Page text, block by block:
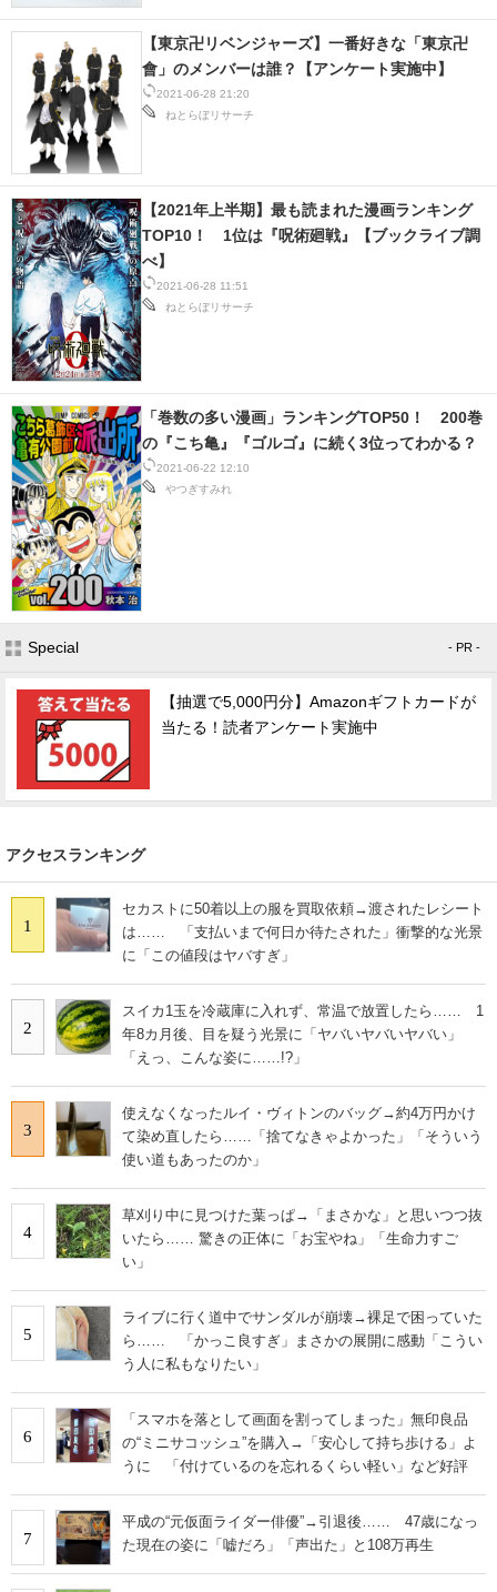
2021-06-28 21:20
ねとらぼリサーチ
【東京卍リベンジャーズ】一番好きな「東京卍
會」のメンバーは誰？【アンケート実施中】
2021-06-28 11:51
ねとらぼリサーチ
【2021年上半期】最も読まれた漫画ランキング
TOP10！ 1位は『呪術廻戦』【ブックライブ調
べ】
2021-06-22 12:10
やつぎすみれ
「巻数の多い漫画」ランキングTOP50！ 200巻
の『こち亀』『ゴルゴ』に続く3位ってわかる？
Special - PR -
【抽選で5,000円分】Amazonギフトカードが
当たる！読者アンケート実施中
アクセスランキング
1
セカストに50着以上の服を買取依頼→渡されたレシート
は…… 「支払いまで何日か待たされた」衝撃的な光景
に「この値段はヤバすぎ」
2
スイカ1玉を冷蔵庫に入れず、常温で放置したら…… 1
年8カ月後、目を疑う光景に「ヤバいヤバいヤバい」
「えっ、こんな姿に……!?」
3
使えなくなったルイ・ヴィトンのバッグ→約4万円かけ
て染め直したら……「捨てなきゃよかった」「そういう
使い道もあったのか」
4
草刈り中に見つけた葉っぱ→「まさかな」と思いつつ抜
いたら…… 驚きの正体に「お宝やね」「生命力すご
い」
5
ライブに行く道中でサンダルが崩壊→裸足で困っていた
ら…… 「かっこ良すぎ」まさかの展開に感動「こうい
う人に私もなりたい」
6
「スマホを落として画面を割ってしまった」無印良品
の“ミニサコッシュ”を購入→「安心して持ち歩ける」よ
うに 「付けているのを忘れるくらい軽い」など好評
7
平成の“元仮面ライダー俳優”→引退後…… 47歳になっ
た現在の姿に「嘘だろ」「声出た」と108万再生